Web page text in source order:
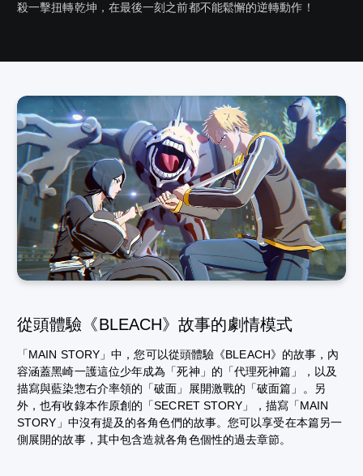
殺一擊扭轉乾坤，在最後一刻之前都不能鬆懈的逆轉動作！
從頭體驗《BLEACH》故事的劇情模式
「MAIN STORY」中，您可以從頭體驗《BLEACH》的故事，內
容涵蓋黑崎一護這位少年成為「死神」的「代理死神篇」，以及
描寫與藍染惣右介率領的「破面」展開激戰的「破面篇」。另
外，也有收錄本作原創的「SECRET STORY」，描寫「MAIN
STORY」中沒有提及的各角色們的故事。您可以享受在本篇另一
側展開的故事，其中包含造就各角色個性的過去章節。